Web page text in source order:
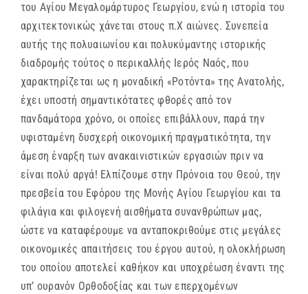
του Αγίου Μεγαλομάρτυρος Γεωργίου, ενώ η ιστορία του
αρχιτεκτονικώς χάνεται στους π.Χ αιώνες. Συνεπεία
αυτής της πολυαιωνίου και πολυκύμαντης ιστορικής
διαδρομής τούτος ο περικαλλής Ιερός Ναός, που
χαρακτηρίζεται ως η μοναδική «Ροτόντα» της Ανατολής,
έχει υποστή σημαντικότατες φθορές από τον
πανδαμάτορα χρόνο, οι οποίες επιβάλλουν, παρά την
υφισταμένη δυσχερή οικονομική πραγματικότητα, την
άμεση έναρξη των ανακαινιστικών εργασιών πριν να
είναι πολύ αργά! Ελπίζουμε στην Πρόνοια του Θεού, την
πρεσβεία του Εφόρου της Μονής Αγίου Γεωργίου και τα
φιλάγια και φιλογενή αισθήματα συνανθρώπων μας,
ώστε να καταφέρουμε να ανταποκριθούμε στις μεγάλες
οικονομικές απαιτήσεις του έργου αυτού, η ολοκλήρωση
του οποίου αποτελεί καθήκον και υποχρέωση έναντι της
υπ’ ουρανόν Ορθοδοξίας και των επερχομένων